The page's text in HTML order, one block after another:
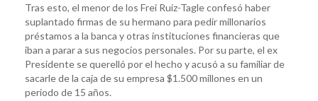
Tras esto, el menor de los Frei Ruiz-Tagle confesó haber
suplantado firmas de su hermano para pedir millonarios
préstamos a la banca y otras instituciones financieras que
iban a parar a sus negocios personales. Por su parte, el ex
Presidente se querelló por el hecho y acusó a su familiar de
sacarle de la caja de su empresa $1.500 millones en un
periodo de 15 años.